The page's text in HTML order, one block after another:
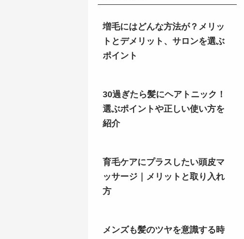
増毛にはどんな方法が？メリッ
トとデメリット、サロンを選ぶ
ポイント
30過ぎたら髪にヘアトニック！
選ぶポイントや正しい使い方を
紹介
育毛ケアにプラスしたい頭皮マ
ッサージ｜メリットと取り入れ
方
メンズも髪のツヤを意識する時